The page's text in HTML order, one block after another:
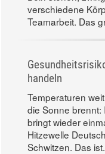
verschiedene
Teamarbeit. Das
handeln
Temperaturen
die Sonne brennt:
bringt wieder
Hitzewelle
Schwitzen. Das